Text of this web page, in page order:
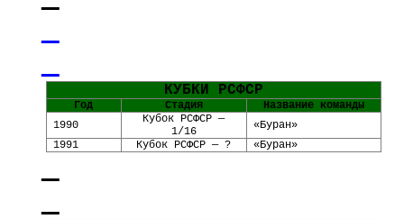
КУБКИ РСФСР
Год Стадия
Название команды
1990
Кубок РСФСР —
1/16
«Буран»
1991 Кубок РСФСР — ? «Буран»